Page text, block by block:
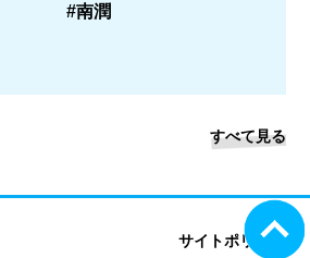
#南潤
すべて見る
サイトポリシー